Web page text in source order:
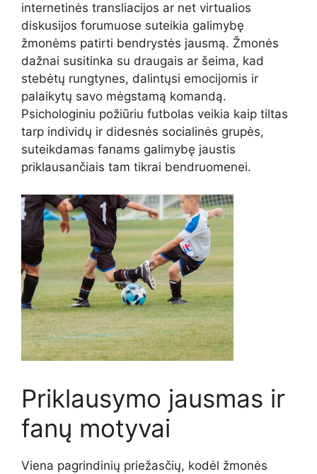
internetinės transliacijos ar net virtualios
diskusijos forumuose suteikia galimybę
žmonėms patirti bendrystės jausmą. Žmonės
dažnai susitinka su draugais ar šeima, kad
stebėtų rungtynes, dalintųsi emocijomis ir
palaikytų savo mėgstamą komandą.
Psichologiniu požiūriu futbolas veikia kaip tiltas
tarp individų ir didesnės socialinės grupės,
suteikdamas fanams galimybę jaustis
priklausančiais tam tikrai bendruomenei.
Priklausymo jausmas ir
fanų motyvai
Viena pagrindinių priežasčių, kodėl žmonės